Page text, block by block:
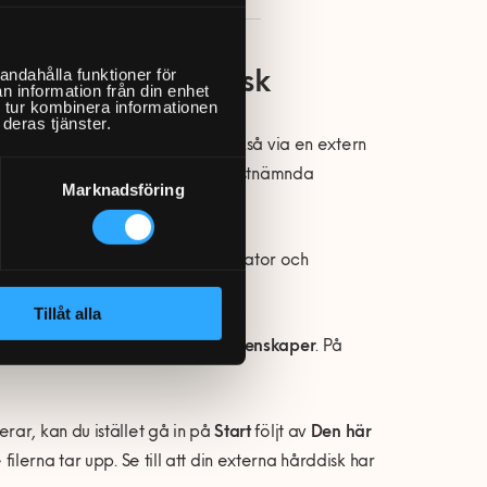
funktioner för
information från din enhet
kombinera informationen
tjänster.
Marknadsföring
Tillåt alla
extern hårddisk
det ske via molnet eller också via en extern
dina filer med det sistnämnda
många filer som finns på din dator och
Egenskaper. På
kan du istället gå in påStartföljt av Den här
tar upp. Se till att din externa hårddisk har